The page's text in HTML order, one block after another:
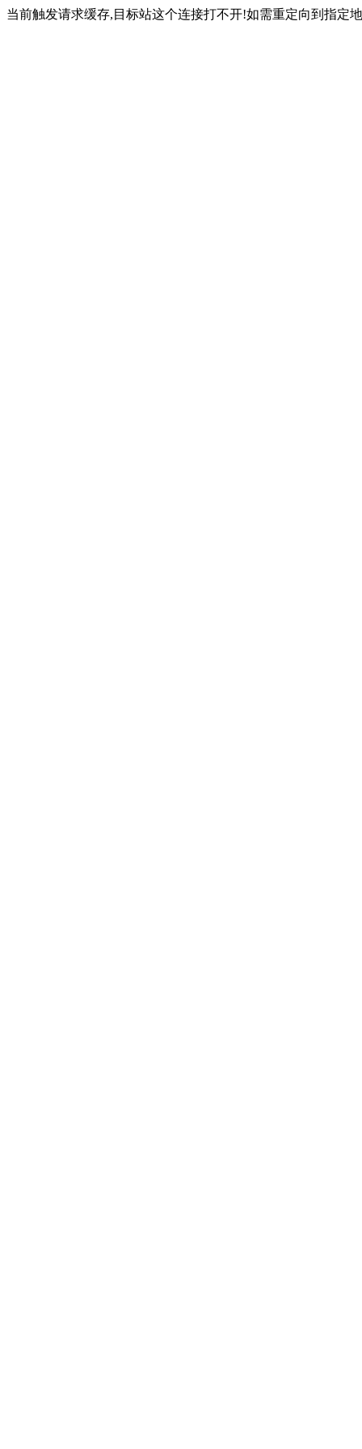
当前触发请求缓存,目标站这个连接打不开!如需重定向到指定